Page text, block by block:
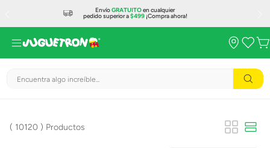
EnvíoGRATUITOen cualquier
pedido superior a$499¡Compra ahora!
Encuentra algo increíble...
10120 Productos